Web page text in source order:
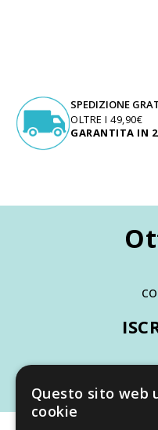
SPEDIZIONE
OLTRE I 49,90€
GARANTITA IN
Questo sito web
cookie